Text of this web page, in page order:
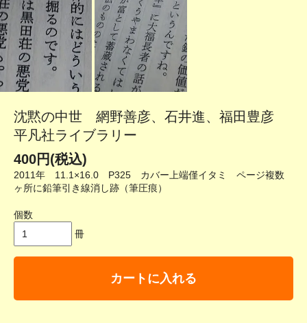
沈黙の中世 網野善彦、石井進、福田豊彦
平凡社ライブラリー
400円(税込)
2011年 11.1×16.0 P325 カバー上端僅イタミ ページ複数
ヶ所に鉛筆引き線消し跡（筆圧痕）
個数
冊
カートに入れる